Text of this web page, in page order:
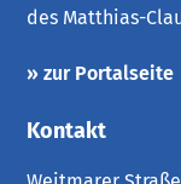
des Matthias-
» zur Portalseite
Kontakt